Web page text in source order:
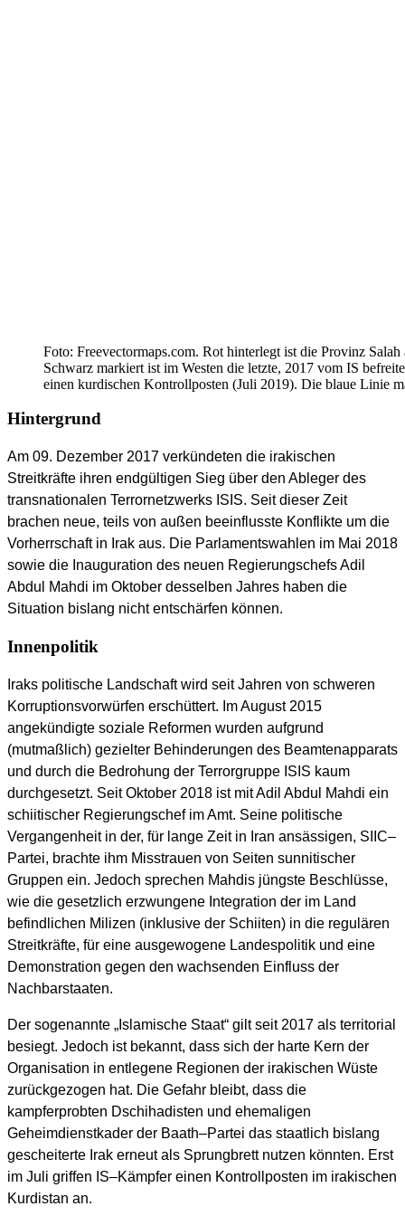
Foto: Freevectormaps.com. Rot hinterlegt ist die Provinz
Schwarz markiert ist im Westen die letzte, 2017 vom IS
einen kurdischen Kontrollposten (Juli 2019). Die blaue Linie
Hintergrund
Am 09. Dezember 2017 verkündeten die irakischen
Streitkräfte ihren endgültigen Sieg über den Ableger des
transnationalen Terrornetzwerks ISIS. Seit dieser Zeit
brachen neue, teils von außen beeinflusste Konflikte um die
Vorherrschaft in Irak aus. Die Parlamentswahlen im Mai 2018
sowie die Inauguration des neuen Regierungschefs Adil
Abdul Mahdi im Oktober desselben Jahres haben die
Situation bislang nicht entschärfen können.
Innenpolitik
Iraks politische Landschaft wird seit Jahren von schweren
Korruptionsvorwürfen erschüttert. Im August 2015
angekündigte soziale Reformen wurden aufgrund
(mutmaßlich) gezielter Behinderungen des Beamtenapparats
und durch die Bedrohung der Terrorgruppe ISIS kaum
durchgesetzt. Seit Oktober 2018 ist mit Adil Abdul Mahdi ein
schiitischer Regierungschef im Amt. Seine politische
Vergangenheit in der, für lange Zeit in Iran ansässigen, SIIC–
Partei, brachte ihm Misstrauen von Seiten sunnitischer
Gruppen ein. Jedoch sprechen Mahdis jüngste Beschlüsse,
wie die gesetzlich erzwungene Integration der im Land
befindlichen Milizen (inklusive der Schiiten) in die regulären
Streitkräfte, für eine ausgewogene Landespolitik und eine
Demonstration gegen den wachsenden Einfluss der
Nachbarstaaten.
Der sogenannte „Islamische Staat“ gilt seit 2017 als territorial
besiegt. Jedoch ist bekannt, dass sich der harte Kern der
Organisation in entlegene Regionen der irakischen Wüste
zurückgezogen hat. Die Gefahr bleibt, dass die
kampferprobten Dschihadisten und ehemaligen
Geheimdienstkader der Baath–Partei das staatlich bislang
gescheiterte Irak erneut als Sprungbrett nutzen könnten. Erst
im Juli griffen IS–Kämpfer einen Kontrollposten im irakischen
Kurdistan an.